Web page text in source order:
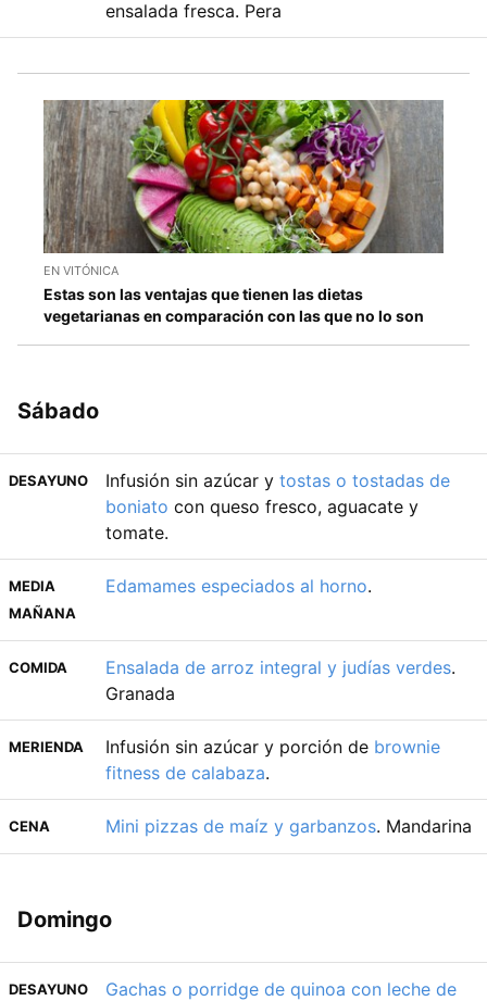
ensalada fresca. Pera
EN VITÓNICA
Estas son las ventajas que tienen las dietas
vegetarianas en comparación con las que no lo son
Sábado
DESAYUNO Infusión sin azúcar y tostas o tostadas de
boniato con queso fresco, aguacate y
tomate.
MEDIA
MAÑANA
Edamames especiados al horno.
COMIDA Ensalada de arroz integral y judías verdes.
Granada
MERIENDA Infusión sin azúcar y porción de brownie
fitness de calabaza.
CENA Mini pizzas de maíz y garbanzos. Mandarina
Domingo
DESAYUNO
Gachas o porridge de quinoa con leche de